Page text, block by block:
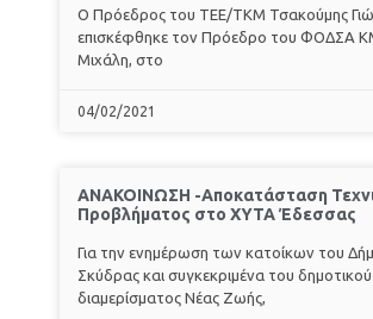
Ο Πρόεδρος του ΤΕΕ/ΤΚΜ Τσακούμης
επισκέφθηκε τον Πρόεδρο του ΦΟΔΣΑ
Μιχάλη, στο
04/02/2021
ΑΝΑΚΟΙΝΩΣΗ -Αποκατάσταση
Προβλήματος στο ΧΥΤΑ Έδεσσας
Για την ενημέρωση των κατοίκων του
Σκύδρας και συγκεκριμένα του δημοτικού
διαμερίσματος Νέας Ζωής,